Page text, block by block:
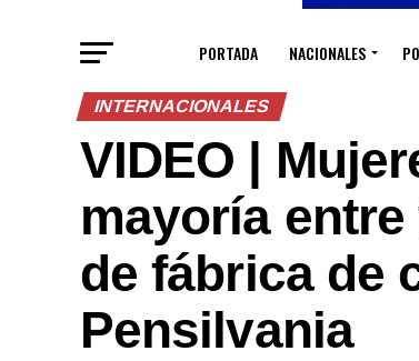
PORTADA NACIONALES
INTERNACIONALES
VIDEO |
mayoría
de fábrica de
Pensilvania